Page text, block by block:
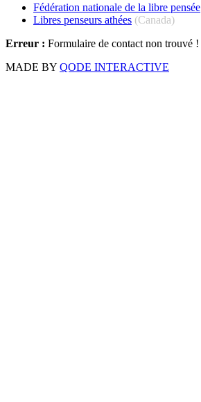
Fédération nationale de la libre pensée
Libres penseurs athées (Canada)
Erreur : Formulaire de contact non trouvé !
MADE BY QODE INTERACTIVE